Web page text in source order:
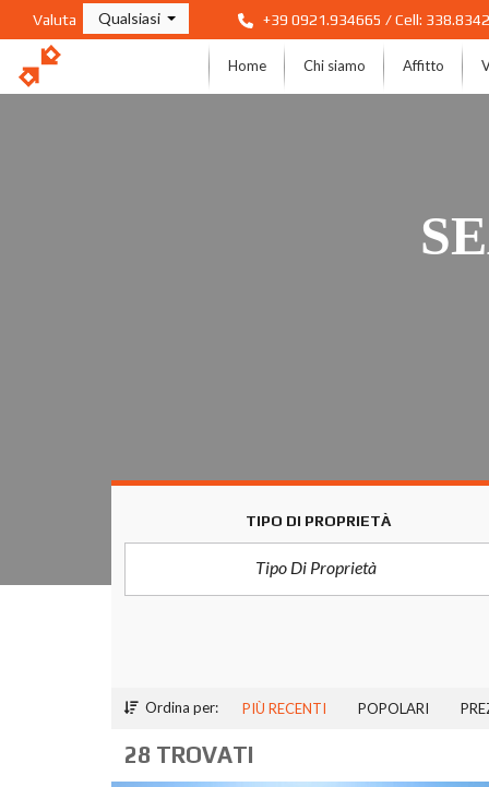
Valuta Qualsiasi +39 0921.934665 / Cell:
Home Chi siamo Affitto
TIPO DI PROPRIETÀ
Tipo Di Proprietà
Ordina per: PIÙ RECENTI POPOLARI
28 TROVATI